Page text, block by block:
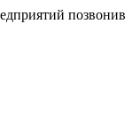
позвонив